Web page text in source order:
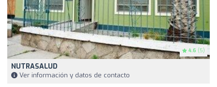
4.6 (5)
NUTRASALUD
Ver información y datos de contacto